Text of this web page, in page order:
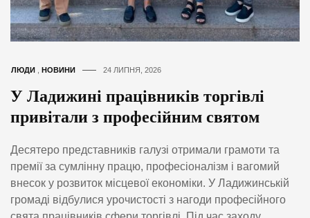
ЛЮДИ НОВИНИ 24 ЛИПНЯ, 2026
У Ладижині працівників торгівлі
привітали з професійним святом
Десятеро представників галузі отримали грамоти та
премії за сумлінну працю, професіоналізм і вагомий
внесок у розвиток місцевої економіки. У Ладижинській
громаді відбулися урочистості з нагоди професійного